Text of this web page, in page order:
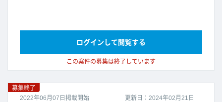
この案件の募集は終了しています
ログインして閲覧する
更新日：2024年02月21日
募集終了
2022年06月07日掲載開始